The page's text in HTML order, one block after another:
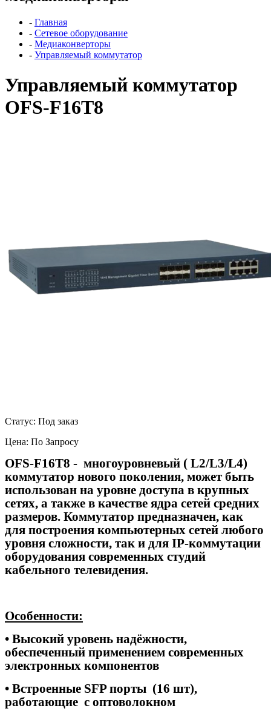
- Главная
- Сетевое оборудование
- Медиаконверторы
- Управляемый коммутатор
Управляемый коммутатор
OFS-F16T8
Статус: Под заказ
Цена: По Запросу
OFS-F16T8 - многоуровневый ( L2/L3/L4)
коммутатор нового поколения, может быть
использован на уровне доступа в крупных
сетях, а также в качестве ядра сетей средних
размеров. Коммутатор предназначен, как
для построения компьютерных сетей любого
уровня сложности, так и для IP-коммутации
оборудования современных студий
кабельного телевидения.
Особенности:
• Высокий уровень надёжности,
обеспеченный применением современных
электронных компонентов
• Встроенные SFP порты (16 шт),
работающие с оптоволокном